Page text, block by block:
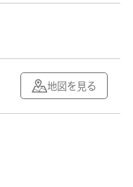
地図を見る